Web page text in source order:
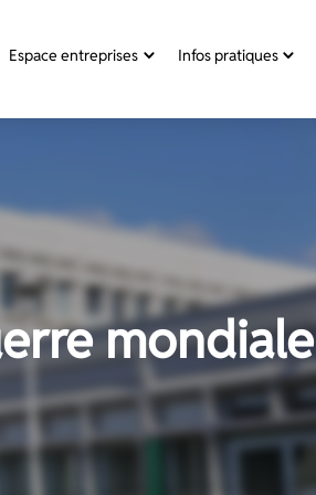
Espace entreprises Infos pratiques
mondiale